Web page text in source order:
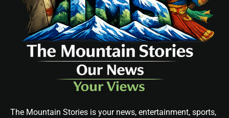
The Mountain Stories is your news, entertainment, sports,